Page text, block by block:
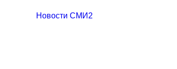
Новости СМИ2